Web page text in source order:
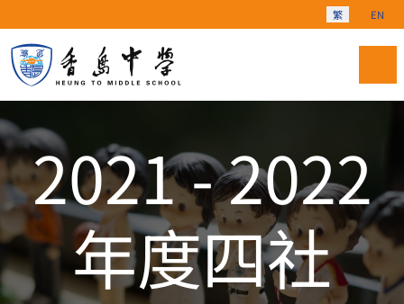
選擇你的語言
繁 EN
2021 - 2022
年度四社